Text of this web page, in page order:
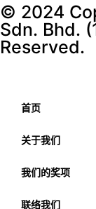
© 2024
Sdn. Bhd.
Reserved.
首页
关于我们
我们的奖项
联络我们